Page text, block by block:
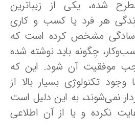
شده، یکی از زیباترین
هر فرد یا کسب و کاری
مشخص کرده است که
چگونه باید نوشته شده
آن شود. این که
تکنولوژی بسیار بالا از
نمی‌شوند، به این دلیل است
نکرده و یا از آن اطلاعی